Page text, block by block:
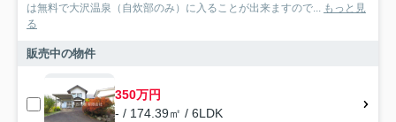
は無料で大沢温泉（自炊部のみ）に入ることが出来ますので... もっと見
る
販売中の物件
350万円
- / 174.39㎡ / 6LDK